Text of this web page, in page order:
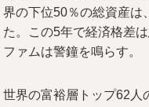
界の下位50％の総資産は
た。この5年で経済格差
ファムは警鐘を鳴らす。
世界の富裕層トップ62人